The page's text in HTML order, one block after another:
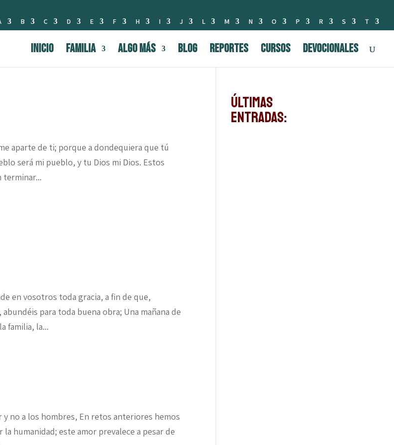
B C D E F H I J L M N O P R S T
INICIO FAMILIA Algo Más BLOG Reportes Cursos Devocionales
aparte de ti; porque a dondequiera que tú
será mi pueblo, y tu Dios mi Dios. Estos
terminar...
en vosotros toda gracia, a fin de que,
para toda buena obra; Una mañana de
familia, la...
no a los hombres, En retos anteriores hemos
humanidad; este amor prevalece a pesar de
Últimas
Entradas: